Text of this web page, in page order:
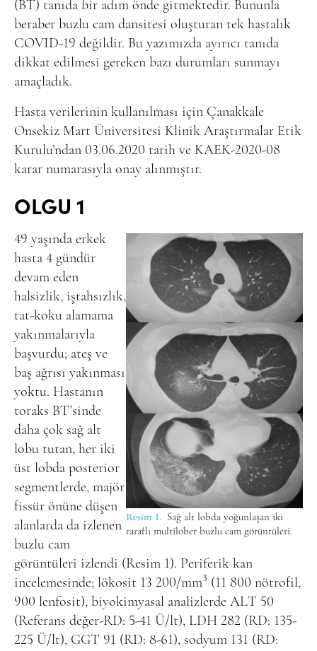
(BT) tanıda bir adım önde gitmektedir. Bununla
beraber buzlu cam dansitesi oluşturan tek hastalık
COVID-19 değildir. Bu yazımızda ayırıcı tanıda
dikkat edilmesi gereken bazı durumları sunmayı
amaçladık.
Hasta verilerinin kullanılması için Çanakkale
Onsekiz Mart Üniversitesi Klinik Araştırmalar Etik
Kurulu’ndan 03.06.2020 tarih ve KAEK-2020-08
karar numarasıyla onay alınmıştır.
OLGU 1
Resim 1. Sağ alt lobda yoğunlaşan iki
taraflı multilober buzlu cam görüntüleri.
49 yaşında erkek
hasta 4 gündür
devam eden
halsizlik, iştahsızlık,
tat-koku alamama
yakınmalarıyla
başvurdu; ateş ve
baş ağrısı yakınması
yoktu. Hastanın
toraks BT’sinde
daha çok sağ alt
lobu tutan, her iki
üst lobda posterior
segmentlerde, majör
fissür önüne düşen
alanlarda da izlenen
buzlu cam
görüntüleri izlendi (Resim 1). Periferik kan
incelemesinde; lökosit 13 200/mm3 (11 800 nötrofil,
900 lenfosit), biyokimyasal analizlerde ALT 50
(Referans değer-RD: 5-41 Ü/lt), LDH 282 (RD: 135-
225 Ü/lt), GGT 91 (RD: 8-61), sodyum 131 (RD: